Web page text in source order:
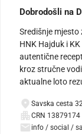
Dobrodošli na
Središnje
HNK Hajduk i
autentične
kroz stručne
aktualne loto
Savska cesta
CRN 13879174
info / social /